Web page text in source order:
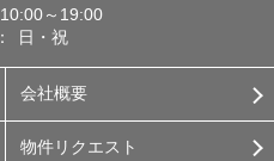
10:00～19:00
日・祝
会社概要
物件リクエスト